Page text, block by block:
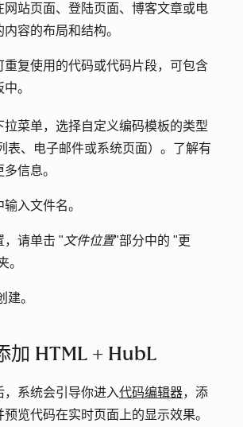
网站页面、登陆页面、博客文章或电
容的布局和结构。
重复使用的代码或代码片段，可包含
。
拉菜单，选择自定义编码模板的类型
表、电子邮件或系统页面）。了解有
多信息。
输入文件名。
，请单击 " 文件位置"部分中的 "更
。
建。
加 HTML + HubL
，系统会引导你进入代码编辑器，添
览代码在实时页面上的显示效果。